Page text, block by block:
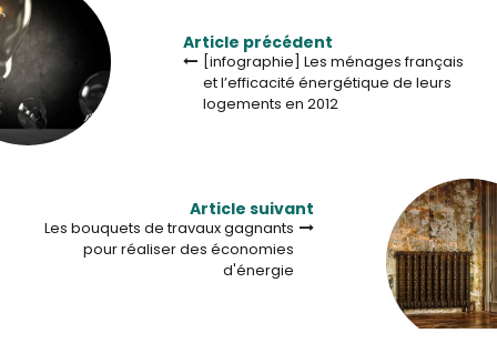
Article précédent
[infographie] Les ménages français
et l’efficacité énergétique de leurs
logements en 2012
Article suivant
Les bouquets de travaux gagnants
pour réaliser des économies
d'énergie